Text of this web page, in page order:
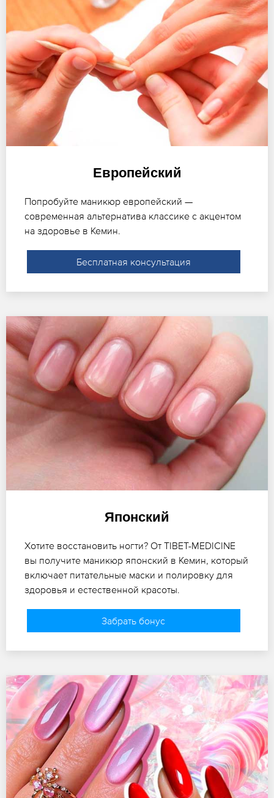
Европейский
Попробуйте маникюр европейский —
современная альтернатива классике с акцентом
на здоровье в Кемин.
Бесплатная консультация
Японский
Хотите восстановить ногти? От TIBET-MEDICINE
вы получите маникюр японский в Кемин, который
включает питательные маски и полировку для
здоровья и естественной красоты.
Забрать бонус